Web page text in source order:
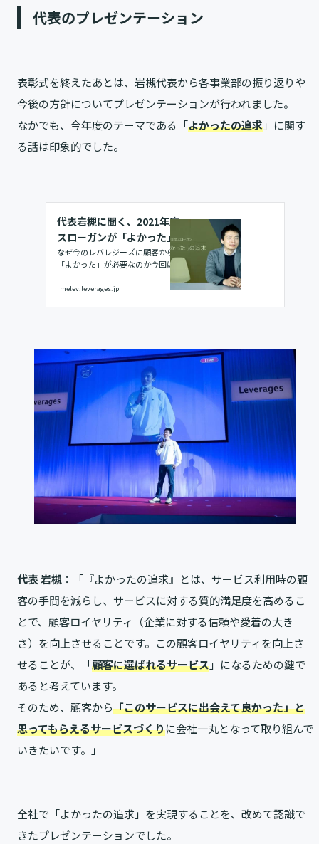
代表のプレゼンテーション
表彰式を終えたあとは、岩槻代表から各事業部の振り返りや
今後の方針についてプレゼンテーションが行われました。
なかでも、今年度のテーマである「よかったの追求」に関す
る話は印象的でした。
代表岩槻に聞く、2021年度
スローガンが「よかった」の
追求になった理由
なぜ今のレバレジーズに顧客からの
「よかった」が必要なのか今回はよ
今年のスローガンはなぜ「よかった
melev.leverages.jp
代表 岩槻 ：「『よかったの追求』とは、サービス利用時の顧
客の手間を減らし、サービスに対する質的満足度を高めるこ
とで、顧客ロイヤリティ（企業に対する信頼や愛着の大き
さ）を向上させることです。この顧客ロイヤリティを向上さ
せることが、「顧客に選ばれるサービス」になるための鍵で
あると考えています。
そのため、顧客から「このサービスに出会えて良かった」と
思ってもらえるサービスづくりに会社一丸となって取り組んで
いきたいです。」
全社で「よかったの追求」を実現することを、改めて認識で
きたプレゼンテーションでした。